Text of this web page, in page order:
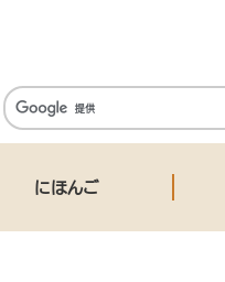
にほんご